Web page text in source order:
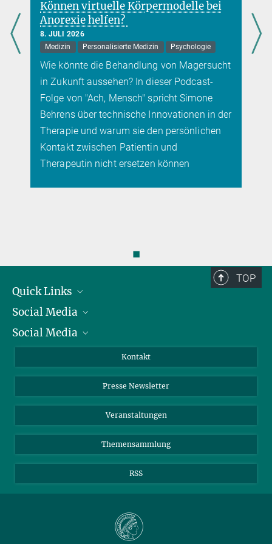
Können virtuelle Körpermodelle bei
Anorexie helfen?
8. JULI 2026
Medizin
Personalisierte Medizin Psychologie
Wie könnte die Behandlung von Magersucht
in Zukunft aussehen? In dieser Podcast-
Folge von "Ach, Mensch" spricht Simone
Behrens über technische Innovationen in der
Therapie und warum sie den persönlichen
Kontakt zwischen Patientin und
Therapeutin nicht ersetzen können
◼
TOP
Quick Links
Präsident
Zahlen und Fakten
Meldestelle Fehlverhalten
Social Media
Bluesky
Social Media
YouTube
Kontakt
Presse Newsletter
Veranstaltungen
Themensammlung
RSS